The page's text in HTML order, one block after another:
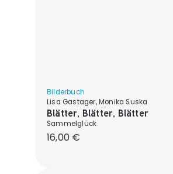
Bilderbuch
Lisa Gastager, Monika Suska
Blätter, Blätter, Blätter
Sammelglück
Regulärer Preis:
16,00 €